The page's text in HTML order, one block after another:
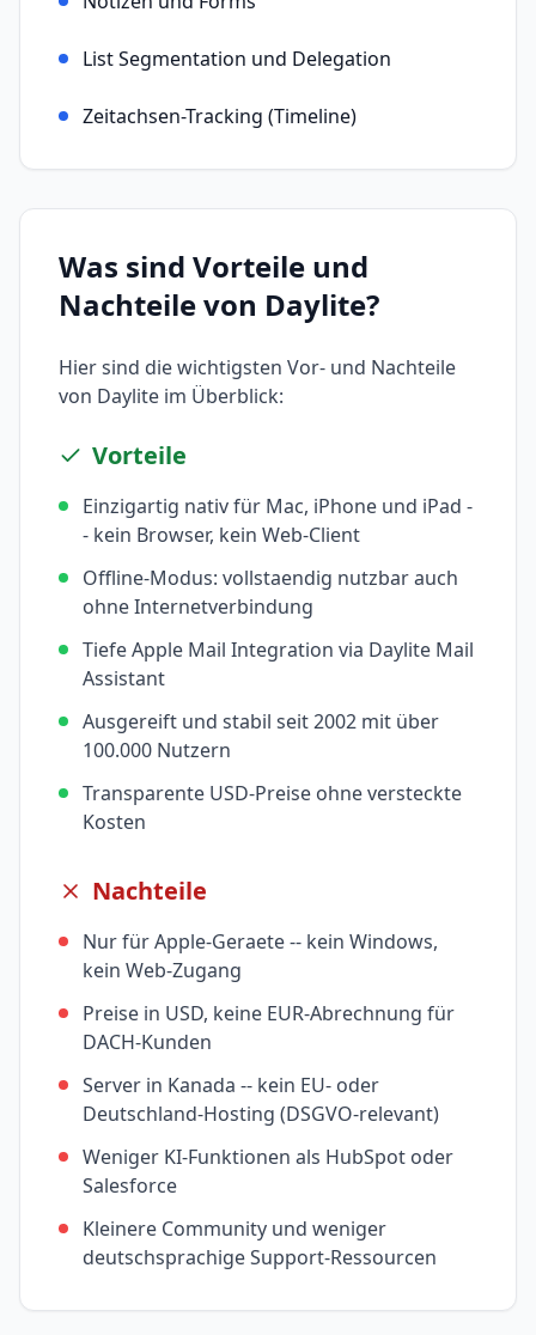
List Segmentation und Delegation
Zeitachsen-Tracking (Timeline)
Was sind Vorteile und
Nachteile von Daylite?
Hier sind die wichtigsten Vor- und Nachteile
von Daylite im Überblick:
Vorteile
Einzigartig nativ für Mac, iPhone und iPad -
- kein Browser, kein Web-Client
Offline-Modus: vollstaendig nutzbar auch
ohne Internetverbindung
Tiefe Apple Mail Integration via Daylite Mail
Assistant
Ausgereift und stabil seit 2002 mit über
100.000 Nutzern
Transparente USD-Preise ohne versteckte
Kosten
Nachteile
Nur für Apple-Geraete -- kein Windows,
kein Web-Zugang
Preise in USD, keine EUR-Abrechnung für
DACH-Kunden
Server in Kanada -- kein EU- oder
Deutschland-Hosting (DSGVO-relevant)
Weniger KI-Funktionen als HubSpot oder
Salesforce
Kleinere Community und weniger
deutschsprachige Support-Ressourcen